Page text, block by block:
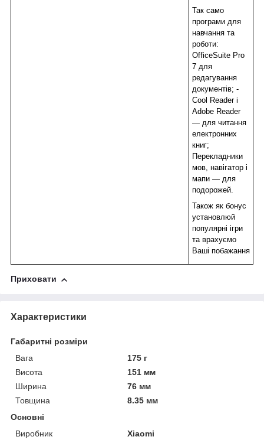
Так само
програми для
навчання та
роботи:
OfficeSuite Pro
7 для
редагування
документів; -
Cool Reader і
Adobe Reader
— для читання
електронних
книг;
Перекладники
мов, навігатор і
мапи — для
подорожей.
Також як бонус
установлюй
популярні ігри
та врахуємо
Ваші побажання
Приховати
Характеристики
Габаритні розміри
Вага
175 г
Висота
151 мм
Ширина
76 мм
Товщина
8.35 мм
Основні
Виробник
Xiaomi